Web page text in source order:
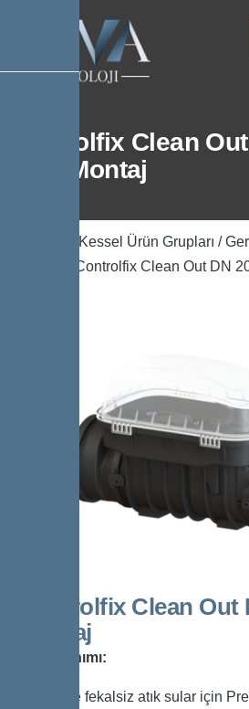
Controlfix Clean
Açık Montaj
Kessel Ürün Grupları /
/ Controlfix Clean Out DN
Controlfix Clean Out
Montaj
Ürün Tanımı:
Fekalli ve fekalsiz atık sular için